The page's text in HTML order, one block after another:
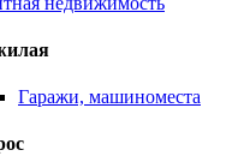
Гаражи, машиноместа